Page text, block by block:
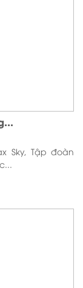
Sky, Tập đoàn